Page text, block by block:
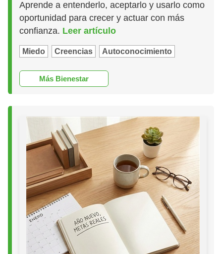
Aprende a entenderlo, aceptarlo y usarlo como
oportunidad para crecer y actuar con más
confianza. Leer artículo
Miedo Creencias Autoconocimiento
Más Bienestar